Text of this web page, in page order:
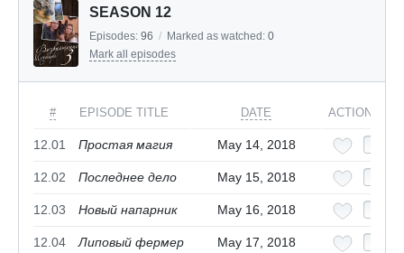
SEASON 12
Episodes: 96 / Marked as watched: 0
Mark all episodes
# EPISODE TITLE DATE ACTIONS
12.01 Простая магия May 14, 2018
12.02 Последнее дело May 15, 2018
12.03 Новый напарник May 16, 2018
12.04 Липовый фермер May 17, 2018